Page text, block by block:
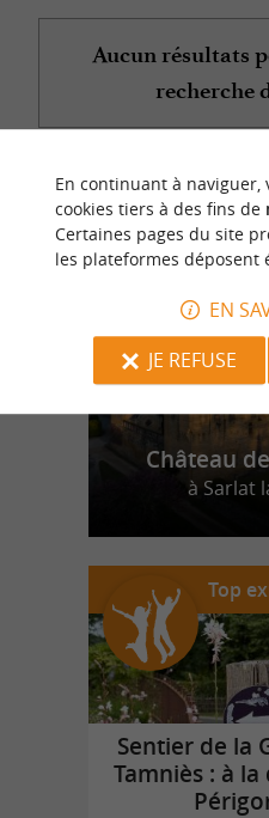
Aucun résultats
recherche
Château
à Sarlat
Top
Sentier de la
Tamniès : à
En continuant à
cookies tiers à des fins de
Certaines pages du site
les plateformes déposent
EN
JE REFUSE